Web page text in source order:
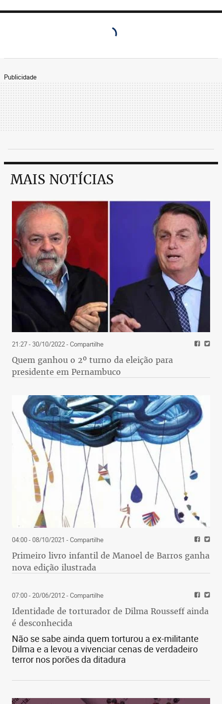
Publicidade
MAIS NOTÍCIAS
21:27 - 30/10/2022- Compartilhe
Quem ganhou o 2º turno da eleição para
presidente em Pernambuco
04:00 - 08/10/2021 - Compartilhe
Primeiro livro infantil de Manoel de Barros ganha
nova edição ilustrada
07:00 - 20/06/2012- Compartilhe
Identidade de torturador de Dilma Rousseff ainda
é desconhecida
Não se sabe ainda quem torturou a ex-militante
Dilma e a levou a vivenciar cenas de verdadeiro
terror nos porões da ditadura